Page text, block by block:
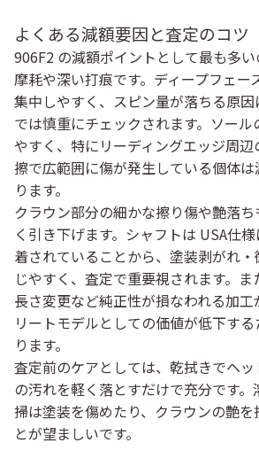
よくある減額要因と査定のコツ
906F2 の減額ポイントとして最も多
摩耗や深い打痕です。ディープフェー
集中しやすく、スピン量が落ちる原
では慎重にチェックされます。ソー
やすく、特にリーディングエッジ周
擦で広範囲に傷が発生している個体
ります。
クラウン部分の細かな擦り傷や艶落
く引き下げます。シャフトは USA仕
着されていることから、塗装剥がれ
じやすく、査定で重要視されます。
長さ変更など純正性が損なわれる加
リートモデルとしての価値が低下す
ります。
査定前のケアとしては、乾拭きでヘ
の汚れを軽く落とすだけで充分です
掃は塗装を傷めたり、クラウンの艶
とが望ましいです。